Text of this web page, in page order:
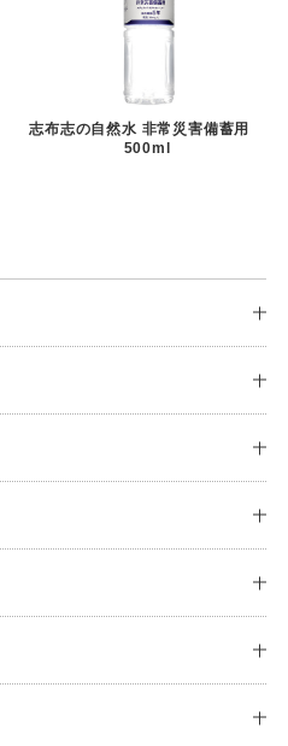
志布志の自然水 非常災害備蓄用
500ml